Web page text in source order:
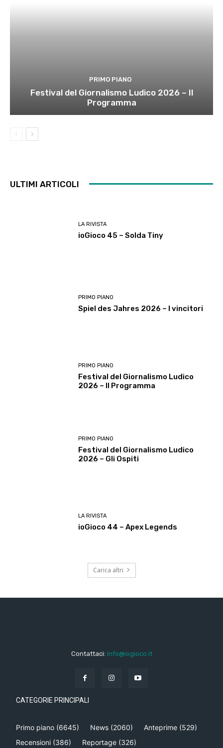
PRIMO PIANO
Festival del Giornalismo Ludico 2026 – Il
Programma
ULTIMI ARTICOLI
LA RIVISTA
ioGioco 45 – Solda Tiny
PRIMO PIANO
Spiel des Jahres 2026 – I vincitori
PRIMO PIANO
Festival del Giornalismo Ludico
2026 – Il Programma
PRIMO PIANO
Festival del Giornalismo Ludico
2026 – Gli Ospiti
LA RIVISTA
ioGioco 44 – Apex Legends
Carica altri
Contattaci: info@iogioco.it
CATEGORIE PRINCIPALI
Primo piano (6645) News (2060) Anteprime (529)
Recensioni (386) Reportage (326)